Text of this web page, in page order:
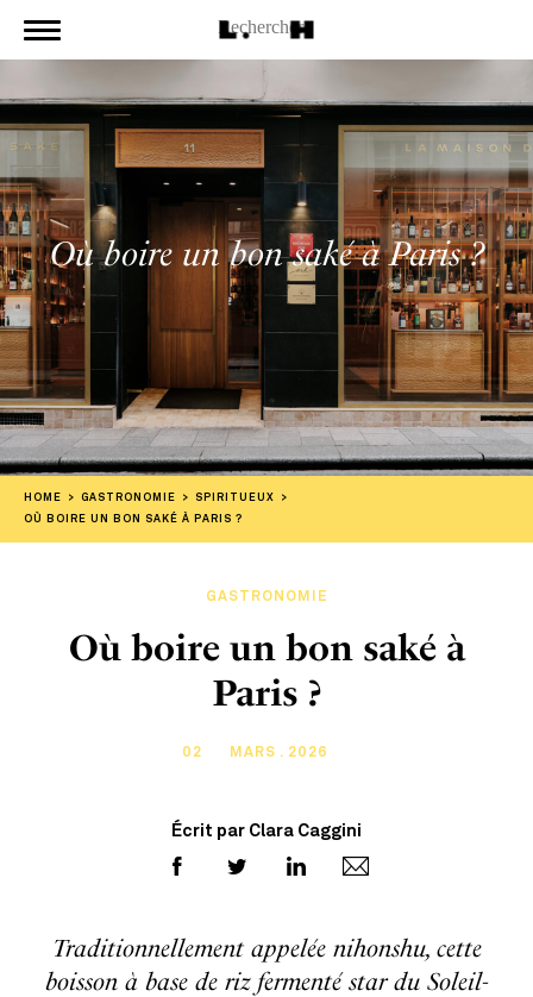
Où boire un bon saké à Paris ?
HOME GASTRONOMIE
SPIRITUEUX
OÙ BOIRE UN BON SAKÉ À PARIS ?
GASTRONOMIE
Où boire un bon saké à
Paris ?
02 MARS . 2026
Écrit par Clara Caggini
Traditionnellement appelée nihonshu, cette
boisson à base de riz fermenté star du Soleil-